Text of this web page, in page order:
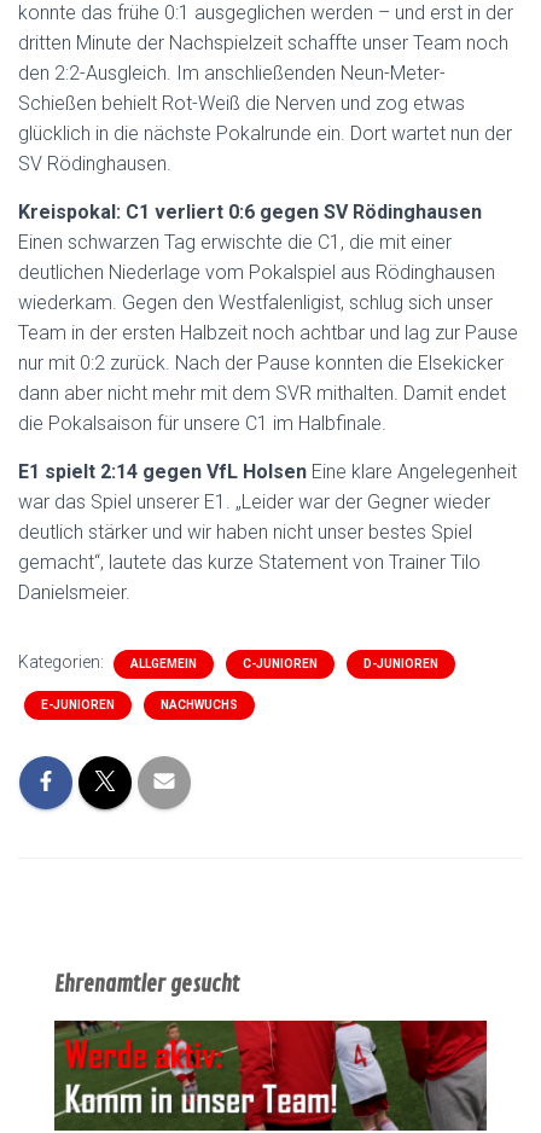
konnte das frühe 0:1 ausgeglichen werden – und erst in der
dritten Minute der Nachspielzeit schaffte unser Team noch
den 2:2-Ausgleich. Im anschließenden Neun-Meter-
Schießen behielt Rot-Weiß die Nerven und zog etwas
glücklich in die nächste Pokalrunde ein. Dort wartet nun der
SV Rödinghausen.
Kreispokal: C1 verliert 0:6 gegen SV Rödinghausen
Einen schwarzen Tag erwischte die C1, die mit einer
deutlichen Niederlage vom Pokalspiel aus Rödinghausen
wiederkam. Gegen den Westfalenligist, schlug sich unser
Team in der ersten Halbzeit noch achtbar und lag zur Pause
nur mit 0:2 zurück. Nach der Pause konnten die Elsekicker
dann aber nicht mehr mit dem SVR mithalten. Damit endet
die Pokalsaison für unsere C1 im Halbfinale.
E1 spielt 2:14 gegen VfL Holsen Eine klare Angelegenheit
war das Spiel unserer E1. „Leider war der Gegner wieder
deutlich stärker und wir haben nicht unser bestes Spiel
gemacht“, lautete das kurze Statement von Trainer Tilo
Danielsmeier.
Kategorien: ALLGEMEIN C-JUNIOREN D-JUNIOREN
E-JUNIOREN NACHWUCHS
Ehrenamtler gesucht